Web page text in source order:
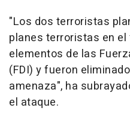
"Los dos terroristas
planes terroristas en
elementos de las
(FDI) y fueron
amenaza", ha
el ataque.